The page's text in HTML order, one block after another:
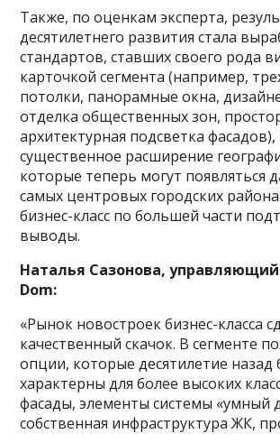
Также, по оценкам эксперта,
десятилетнего развития стала
стандартов, ставших своего рода
карточкой сегмента (например,
потолки, панорамные окна,
отделка общественных зон,
архитектурная подсветка фасадов),
существенное расширение
которые теперь могут появляться
самых центровых городских
бизнес-класс по большей части
выводы.
Наталья Сазонова,
Dom:
«Рынок новостроек бизнес-класса
качественный скачок. В сегменте
опции, которые десятилетие назад
характерны для более высоких
фасады, элементы системы «умный
собственная инфраструктура ЖК,